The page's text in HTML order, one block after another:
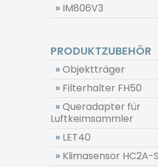
» IM806V3
PRODUKTZUBEHÖR
»Objektträger
» Filterhalter FH50
»Queradapter für
Luftkeimsammler
» LET40
» Klimasensor HC2A-S